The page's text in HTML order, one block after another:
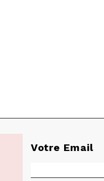
Votre Email